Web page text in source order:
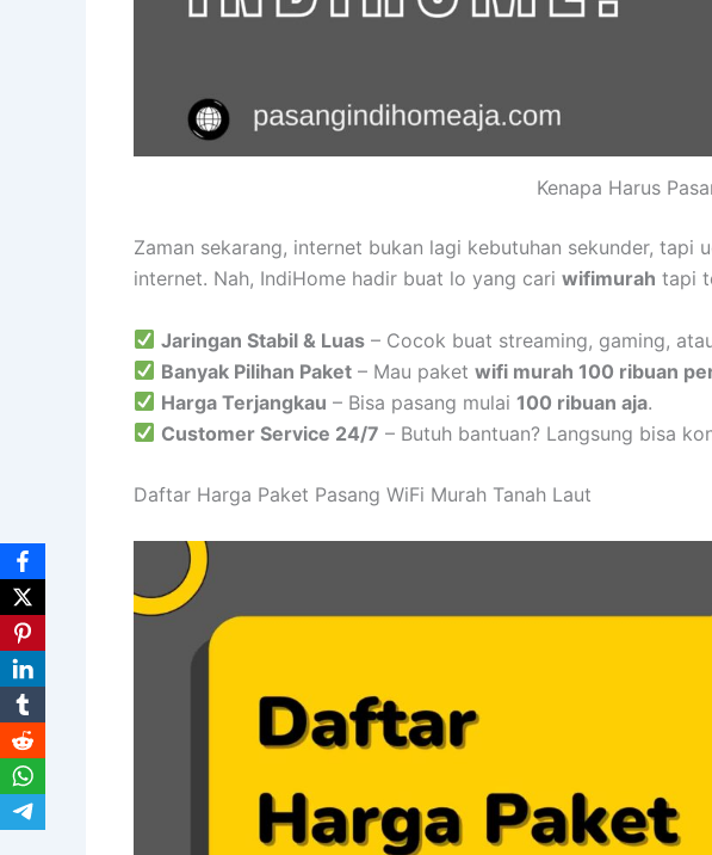
Kenapa Harus
Zaman sekarang, internet bukan lagi kebutuhan sekunder,
internet. Nah, IndiHome hadir buat lo yang cari wifimurah tapi
Jaringan Stabil & Luas – Cocok buat streaming, gaming,
Banyak Pilihan Paket – Mau paketwifi murah 100 ribuan
Harga Terjangkau – Bisa pasang mulai100 ribuan aja.
Customer Service 24/7 – Butuh bantuan? Langsung bisa
Daftar Harga Paket Pasang WiFi Murah Tanah Laut